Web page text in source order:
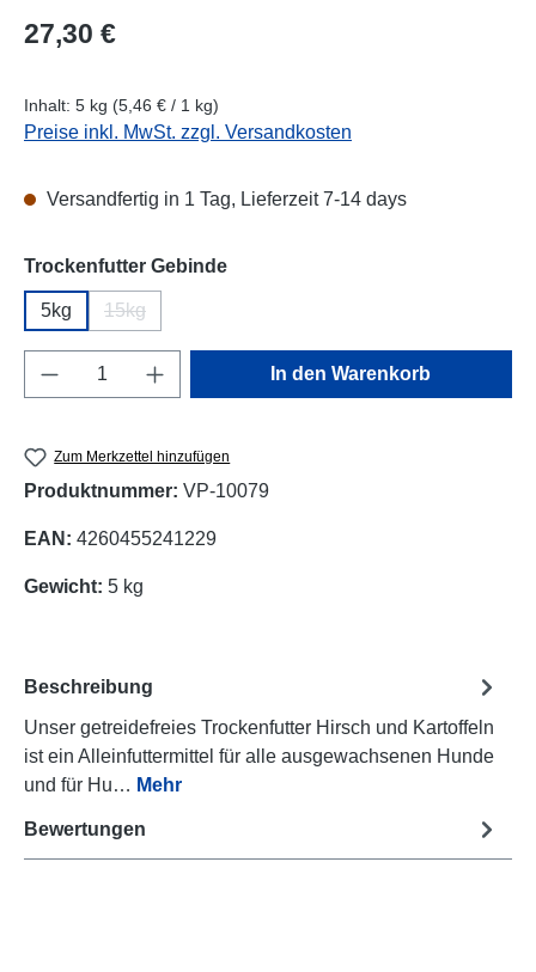
Regulärer Preis:
27,30 €
Inhalt: 5 kg (5,46 € / 1 kg)
Preise inkl. MwSt. zzgl. Versandkosten
Versandfertig in 1 Tag, Lieferzeit 7-14 days
Trockenfutter Gebindeauswählen
5kg 15kg
(Diese Option ist zurzeit nicht verfügbar.)
Produkt Anzahl: Gib den gewünschten
In den Warenkorb
Zum Merkzettel hinzufügen
Produktnummer: VP-10079
EAN: 4260455241229
Gewicht: 5 kg
Beschreibung
Unser getreidefreies Trockenfutter Hirsch und Kartoffeln
ist ein Alleinfuttermittel für alle ausgewachsenen Hunde
und für Hu… Mehr
Bewertungen